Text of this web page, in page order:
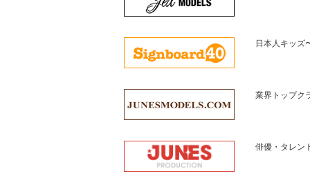
日本人キッズ
業界トップク
俳優・タレン